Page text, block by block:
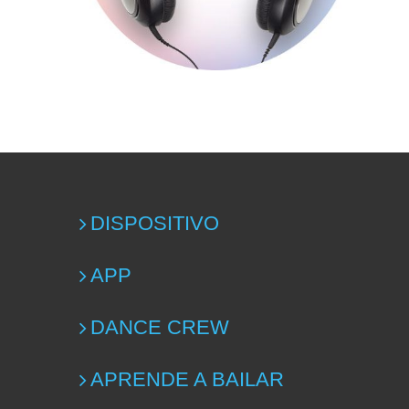
DISPOSITIVO
APP
DANCE CREW
APRENDE A BAILAR